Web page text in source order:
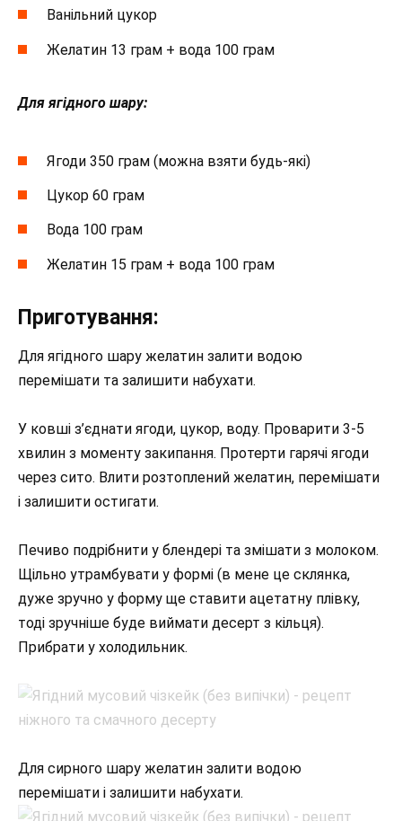
Ванільний цукор
Желатин 13 грам + вода 100 грам
Для ягідного шару:
Ягоди 350 грам (можна взяти будь-які)
Цукор 60 грам
Вода 100 грам
Желатин 15 грам + вода 100 грам
Приготування:
Для ягідного шару желатин залити водою
перемішати та залишити набухати.
У ковші з’єднати ягоди, цукор, воду. Проварити 3-5
хвилин з моменту закипання. Протерти гарячі ягоди
через сито. Влити розтоплений желатин, перемішати
і залишити остигати.
Печиво подрібнити у блендері та змішати з молоком.
Щільно утрамбувати у формі (в мене це склянка,
дуже зручно у форму ще ставити ацетатну плівку,
тоді зручніше буде виймати десерт з кільця).
Прибрати у холодильник.
Для сирного шару желатин залити водою
перемішати і залишити набухати.